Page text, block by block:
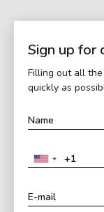
Sign up for
Filling out all
quickly as